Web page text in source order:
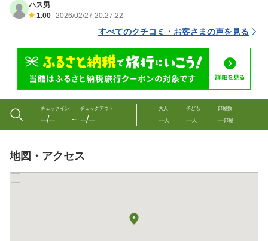
ハス男
1.00 2026/02/27 20:27:22
すべてのクチコミ・お客さまの声を見る
チェックイン
--/-- 〜
チェックアウト
--/--
大人
--人
子ども
--人
部屋数
--部屋
地図・アクセス